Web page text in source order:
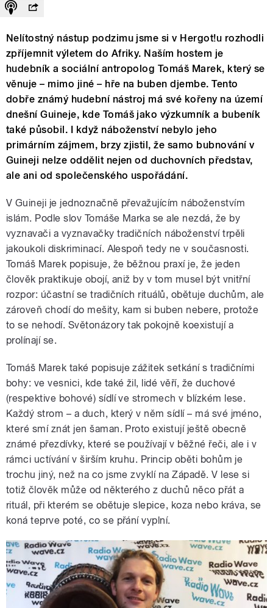
Nelítostný nástup podzimu jsme si v Hergot!u rozhodli
zpříjemnit výletem do Afriky. Naším hostem je
hudebník a sociální antropolog Tomáš Marek, který se
věnuje – mimo jiné – hře na buben djembe. Tento
dobře známý hudební nástroj má své kořeny na území
dnešní Guineje, kde Tomáš jako výzkumník a bubeník
také působil. I když náboženství nebylo jeho
primárním zájmem, brzy zjistil, že samo bubnování v
Guineji nelze oddělit nejen od duchovních představ,
ale ani od společenského uspořádání.
V Guineji je jednoznačně převažujícím náboženstvím
islám. Podle slov Tomáše Marka se ale nezdá, že by
vyznavači a vyznavačky tradičních náboženství trpěli
jakoukoli diskriminací. Alespoň tedy ne v současnosti.
Tomáš Marek popisuje, že běžnou praxí je, že jeden
člověk praktikuje obojí, aniž by v tom musel být vnitřní
rozpor: účastní se tradičních rituálů, obětuje duchům, ale
zároveň chodí do mešity, kam si buben nebere, protože
to se nehodí. Světonázory tak pokojně koexistují a
prolínají se.
Tomáš Marek také popisuje zážitek setkání s tradičními
bohy: ve vesnici, kde také žil, lidé věří, že duchové
(respektive bohové) sídlí ve stromech v blízkém lese.
Každý strom – a duch, který v něm sídlí – má své jméno,
které smí znát jen šaman. Proto existují ještě obecně
známé přezdívky, které se používají v běžné řeči, ale i v
rámci uctívání v širším kruhu. Princip oběti bohům je
trochu jiný, než na co jsme zvyklí na Západě. V lese si
totiž člověk může od některého z duchů něco přát a
rituál, při kterém se obětuje slepice, koza nebo kráva, se
koná teprve poté, co se přání vyplní.